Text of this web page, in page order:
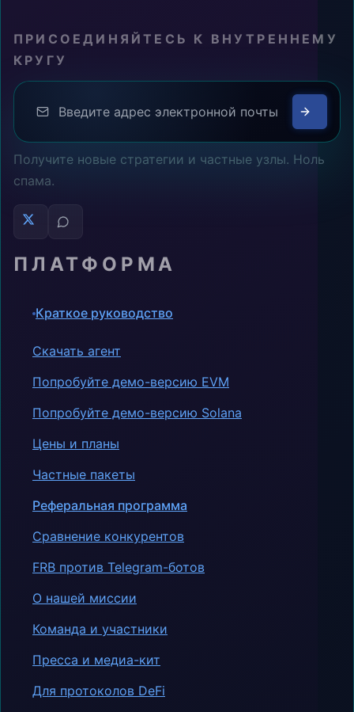
ПРИСОЕДИНЯЙТЕСЬ К ВНУТРЕННЕМУ
КРУГУ
Получите новые стратегии и частные узлы. Ноль
спама.
ПЛАТФОРМА
Краткое руководство
Скачать агент
Попробуйте демо-версию EVM
Попробуйте демо-версию Solana
Цены и планы
Частные пакеты
Реферальная программа
Сравнение конкурентов
FRB против Telegram-ботов
О нашей миссии
Команда и участники
Пресса и медиа-кит
Для протоколов DeFi